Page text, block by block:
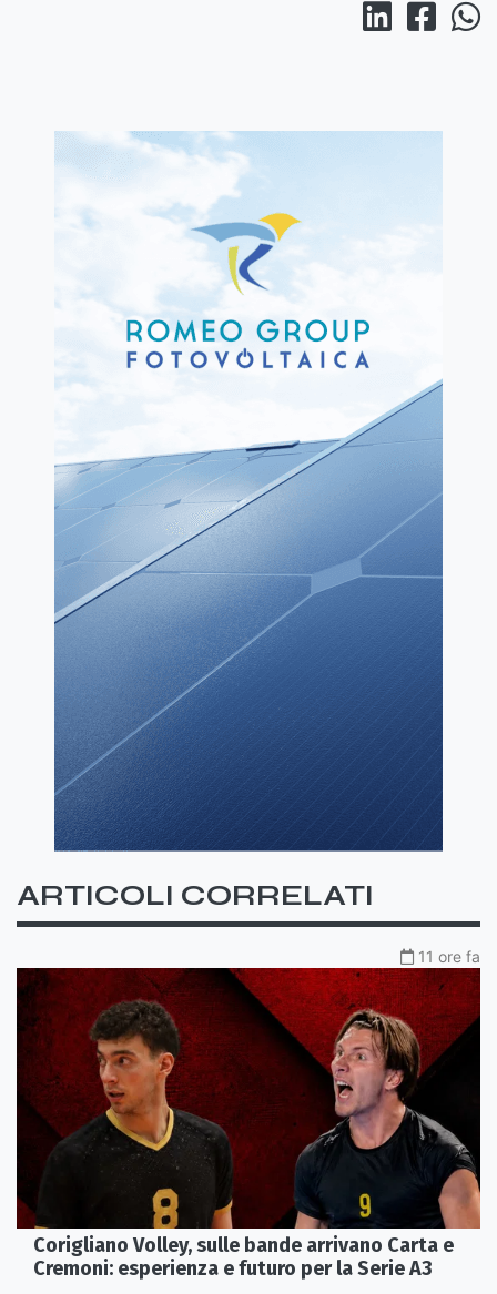
ARTICOLI CORRELATI
11 ore fa
Corigliano Volley, sulle bande arrivano Carta e
Cremoni: esperienza e futuro per la Serie A3